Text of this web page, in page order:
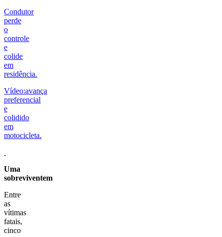
Condutor
perde
o
controle
e
colide
em
residência.
Vídeo:avança
preferencial
e
colidido
em
motocicleta.
Uma
sobreviventem
Entre
as
vítimas
fatais,
cinco